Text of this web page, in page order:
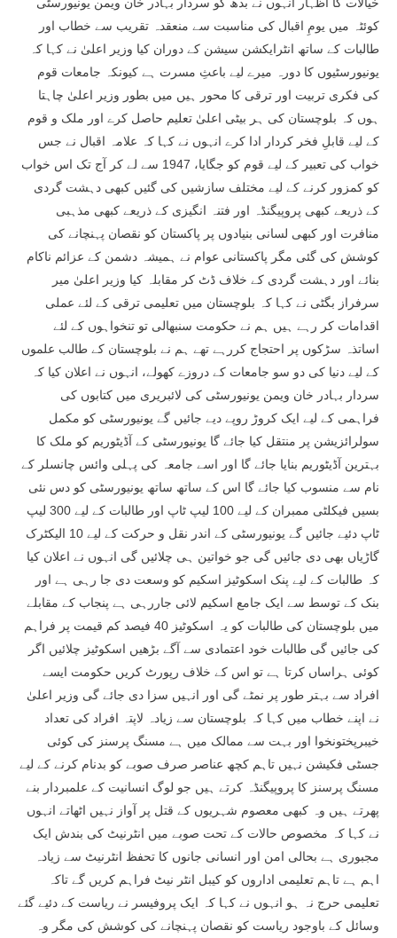
کوئٹہ میں یومِ اقبال کی مناسبت سے منعقدہ تقریب سے خطاب اور
طالبات کے ساتھ انٹرایکشن سیشن کے دوران کیا وزیر اعلیٰ نے کہا کہ
یونیورسٹیوں کا دورہ میرے لیے باعثِ مسرت ہے کیونکہ جامعات قوم
کی فکری تربیت اور ترقی کا محور ہیں میں بطور وزیر اعلیٰ چاہتا
ہوں کہ بلوچستان کی ہر بیٹی اعلیٰ تعلیم حاصل کرے اور ملک و قوم
کے لیے قابلِ فخر کردار ادا کرے انہوں نے کہا کہ علامہ اقبال نے جس
خواب کی تعبیر کے لیے قوم کو جگایا، 1947 سے لے کر آج تک اس خواب
کو کمزور کرنے کے لیے مختلف سازشیں کی گئیں کبھی دہشت گردی
کے ذریعے کبھی پروپیگنڈہ اور فتنہ انگیزی کے ذریعے کبھی مذہبی
منافرت اور کبھی لسانی بنیادوں پر پاکستان کو نقصان پہنچانے کی
کوشش کی گئی مگر پاکستانی عوام نے ہمیشہ دشمن کے عزائم ناکام
بنائے اور دہشت گردی کے خلاف ڈٹ کر مقابلہ کیا وزیر اعلیٰ میر
سرفراز بگٹی نے کہا کہ بلوچستان میں تعلیمی ترقی کے لئے عملی
اقدامات کر رہے ہیں ہم نے حکومت سنبھالی تو تنخواہوں کے لئے
اساتذہ سڑکوں پر احتجاج کررہے تھے ہم نے بلوچستان کے طالب علموں
کے لیے دنیا کی دو سو جامعات کے دروزے کھولے، انہوں نے اعلان کیا کہ
سردار بہادر خان ویمن یونیورسٹی کی لائبریری میں کتابوں کی
فراہمی کے لیے ایک کروڑ روپے دیے جائیں گے یونیورسٹی کو مکمل
سولرائزیشن پر منتقل کیا جائے گا یونیورسٹی کے آڈیٹوریم کو ملک کا
بہترین آڈیٹوریم بنایا جائے گا اور اسے جامعہ کی پہلی وائس چانسلر کے
نام سے منسوب کیا جائے گا اس کے ساتھ ساتھ یونیورسٹی کو دس نئی
بسیں فیکلٹی ممبران کے لیے 100 لیپ ٹاپ اور طالبات کے لیے 300 لیپ
ٹاپ دئیے جائیں گے یونیورسٹی کے اندر نقل و حرکت کے لیے 10 الیکٹرک
گاڑیاں بھی دی جائیں گی جو خواتین ہی چلائیں گی انہوں نے اعلان کیا
کہ طالبات کے لیے پنک اسکوٹیز اسکیم کو وسعت دی جا رہی ہے اور
بنک کے توسط سے ایک جامع اسکیم لائی جاررہی ہے پنجاب کے مقابلے
میں بلوچستان کی طالبات کو یہ اسکوٹیز 40 فیصد کم قیمت پر فراہم
کی جائیں گی طالبات خود اعتمادی سے آگے بڑھیں اسکوٹیز چلائیں اگر
کوئی ہراساں کرتا ہے تو اس کے خلاف رپورٹ کریں حکومت ایسے
افراد سے بہتر طور پر نمٹے گی اور انہیں سزا دی جائے گی وزیر اعلیٰ
نے اپنے خطاب میں کہا کہ بلوچستان سے زیادہ لاپتہ افراد کی تعداد
خیبرپختونخوا اور بہت سے ممالک میں ہے مسنگ پرسنز کی کوئی
جسٹی فکیشن نہیں تاہم کچھ عناصر صرف صوبے کو بدنام کرنے کے لیے
مسنگ پرسنز کا پروپیگنڈہ کرتے ہیں جو لوگ انسانیت کے علمبردار بنے
پھرتے ہیں وہ کبھی معصوم شہریوں کے قتل پر آواز نہیں اٹھاتے انہوں
نے کہا کہ مخصوص حالات کے تحت صوبے میں انٹرنیٹ کی بندش ایک
مجبوری ہے بحالی امن اور انسانی جانوں کا تحفظ انٹرنیٹ سے زیادہ
اہم ہے تاہم تعلیمی اداروں کو کیبل انٹر نیٹ فراہم کریں گے تاکہ
تعلیمی حرج نہ ہو انہوں نے کہا کہ ایک پروفیسر نے ریاست کے دئیے گئے
وسائل کے باوجود ریاست کو نقصان پہنچانے کی کوشش کی مگر وہ